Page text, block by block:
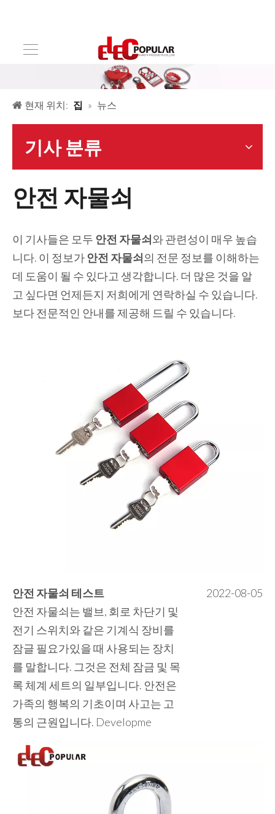
현재 위치: 집 » 뉴스
기사 분류
안전 자물쇠
이 기사들은 모두 안전 자물쇠와 관련성이 매우 높습
니다. 이 정보가 안전 자물쇠의 전문 정보를 이해하는
데 도움이 될 수 있다고 생각합니다. 더 많은 것을 알
고 싶다면 언제든지 저희에게 연락하실 수 있습니다.
보다 전문적인 안내를 제공해 드릴 수 있습니다.
안전 자물쇠 테스트
안전 자물쇠는 밸브, 회로 차단기 및
전기 스위치와 같은 기계식 장비를
잠글 필요가있을 때 사용되는 장치
를 말합니다. 그것은 전체 잠금 및 목
록 체계 세트의 일부입니다. 안전은
가족의 행복의 기초이며 사고는 고
통의 근원입니다. Developme
2022-08-05